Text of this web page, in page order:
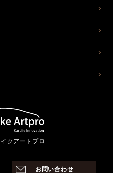
クアートプロ
お問い合わせ